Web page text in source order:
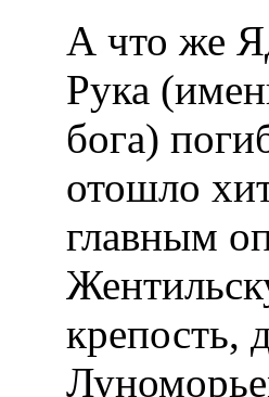
А что же
Рука
бога)
отошло
главным